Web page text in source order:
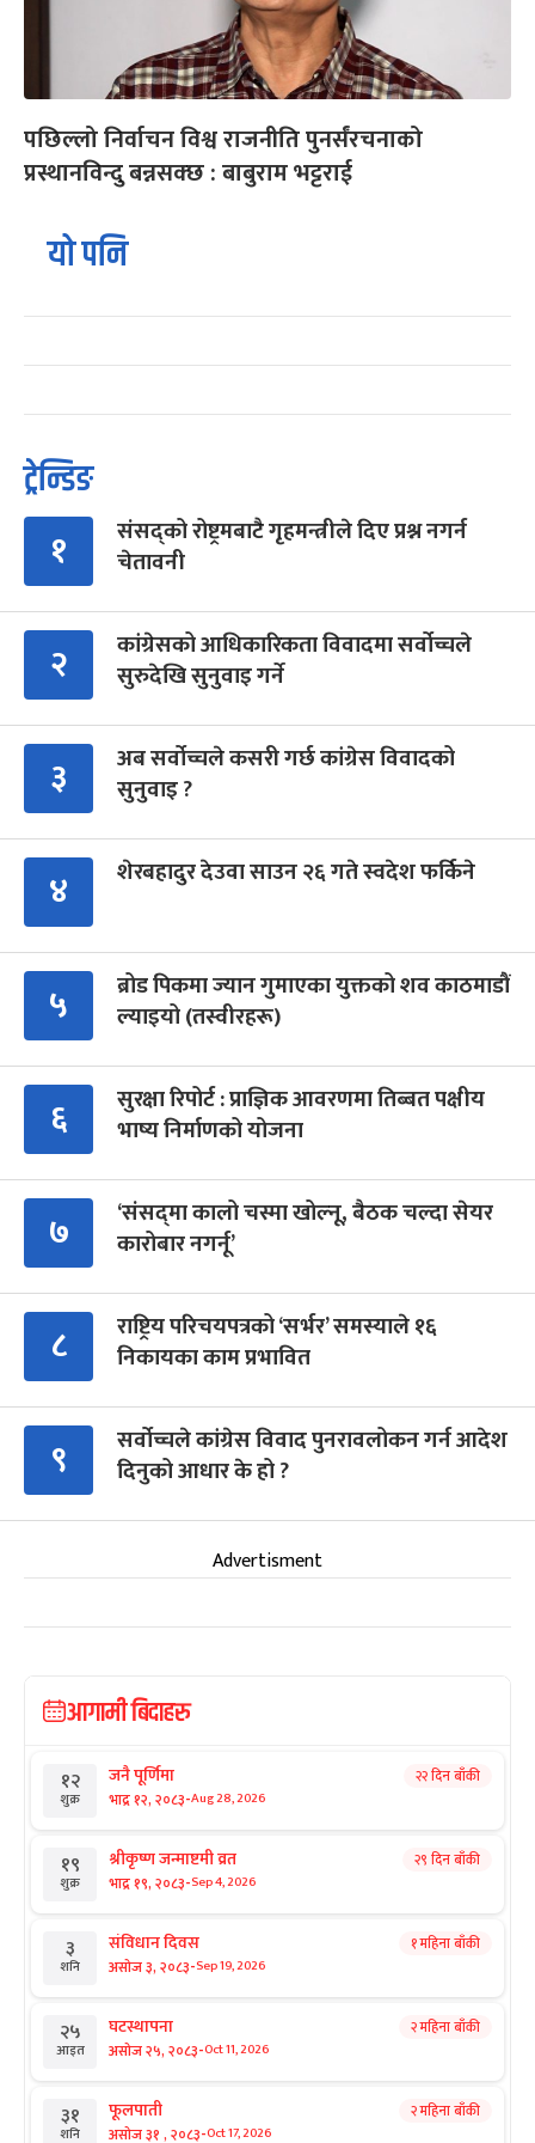
पछिल्लो निर्वाचन विश्व राजनीति पुनर्संरचनाको
प्रस्थानविन्दु बन्नसक्छ : बाबुराम भट्टराई
यो पनि
ट्रेन्डिङ
१
संसद्को रोष्ट्रमबाटै गृहमन्त्रीले दिए प्रश्न नगर्न
चेतावनी
२
कांग्रेसको आधिकारिकता विवादमा सर्वोच्चले
सुरुदेखि सुनुवाइ गर्ने
३
अब सर्वोच्चले कसरी गर्छ कांग्रेस विवादको
सुनुवाइ ?
४ शेरबहादुर देउवा साउन २६ गते स्वदेश फर्किने
५
ब्रोड पिकमा ज्यान गुमाएका युक्तको शव काठमाडौं
ल्याइयो (तस्वीरहरू)
६
सुरक्षा रिपोर्ट : प्राज्ञिक आवरणमा तिब्बत पक्षीय
भाष्य निर्माणको योजना
७
‘संसद्‍मा कालो चस्मा खोल्नू, बैठक चल्दा सेयर
कारोबार नगर्नू’
८
राष्ट्रिय परिचयपत्रको ‘सर्भर’ समस्याले १६
निकायका काम प्रभावित
९
सर्वोच्चले कांग्रेस विवाद पुनरावलोकन गर्न आदेश
दिनुको आधार के हो ?
Advertisment
आगामी बिदाहरु
१२
शुक्र
जनै पूर्णिमा
भाद्र १२, २०८३-Aug 28, 2026
२२ दिन बाँकी
१९
शुक्र
श्रीकृष्ण जन्माष्टमी व्रत
भाद्र १९, २०८३-Sep 4, 2026
२९ दिन बाँकी
३
शनि
संविधान दिवस
असोज ३, २०८३-Sep 19, 2026
१ महिना बाँकी
२५
आइत
घटस्थापना
असोज २५, २०८३-Oct 11, 2026
२ महिना बाँकी
३१
शनि
फूलपाती
असोज ३१ , २०८३-Oct 17, 2026
२ महिना बाँकी